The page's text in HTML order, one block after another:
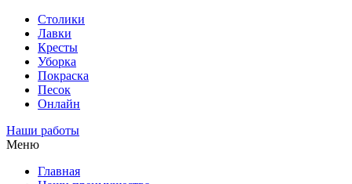
Столики
Лавки
Кресты
Уборка
Покраска
Песок
Онлайн
Наши работы
Меню
Главная